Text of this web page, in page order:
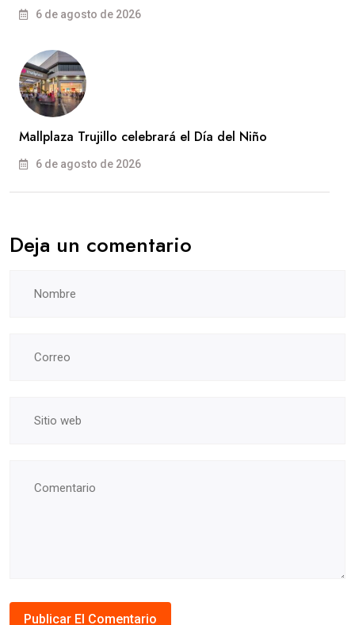
6 de agosto de 2026
Mallplaza Trujillo celebrará el Día del Niño
6 de agosto de 2026
Deja un comentario